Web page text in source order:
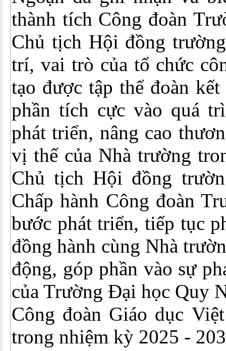
thành tích Công đoàn
Chủ tịch Hội đồng
trí, vai trò của tổ chức
tạo được tập thể đoàn
phần tích cực vào quá
phát triển, nâng cao
vị thế của Nhà trường
Chủ tịch Hội đồng
Chấp hành Công đoàn
bước phát triển, tiếp tục
đồng hành cùng Nhà
động, góp phần vào sự
của Trường Đại học Quy
Công đoàn Giáo dục
trong nhiệm kỳ 2025 -